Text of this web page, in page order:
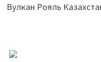
Вулкан Рояль